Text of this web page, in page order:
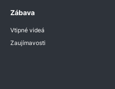
Zábava
Vtipné videá
Zaujímavosti